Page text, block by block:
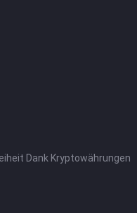
Dank Kryptowährungen